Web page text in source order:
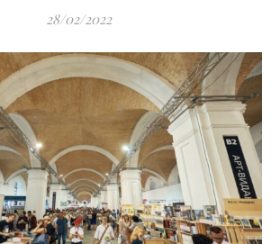
28/02/2022